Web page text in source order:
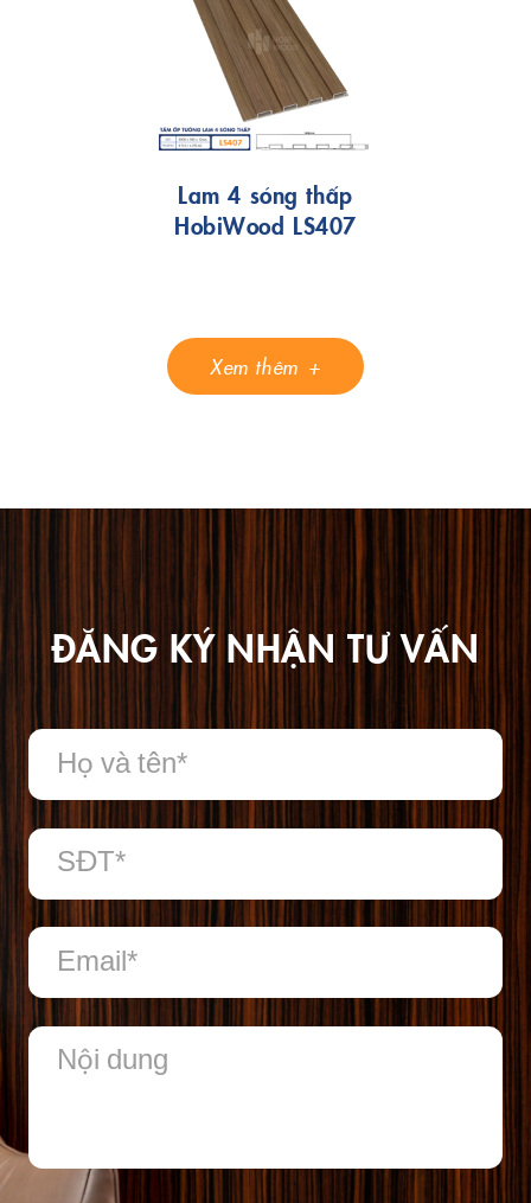
Lam 4 sóng thấp
HobiWood LS407
Xem thêm
ĐĂNG KÝ NHẬN TƯ VẤN